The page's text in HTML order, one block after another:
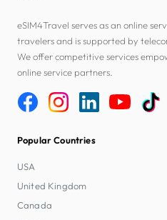
eSIM4Travel serves as an online
travelers and is supported by
We offer competitive services
online service partners.
Popular Countries
USA
United Kingdom
Canada